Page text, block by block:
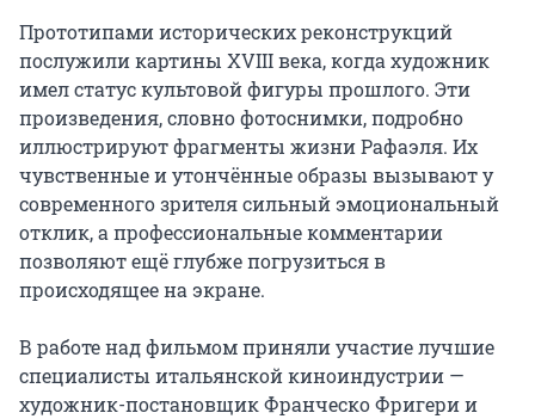
Прототипами исторических реконструкций
послужили картины XVIII века, когда художник
имел статус культовой фигуры прошлого. Эти
произведения, словно фотоснимки, подробно
иллюстрируют фрагменты жизни Рафаэля. Их
чувственные и утончённые образы вызывают у
современного зрителя сильный эмоциональный
отклик, а профессиональные комментарии
позволяют ещё глубже погрузиться в
происходящее на экране.
В работе над фильмом приняли участие лучшие
специалисты итальянской киноиндустрии —
художник-постановщик Франческо Фригери и